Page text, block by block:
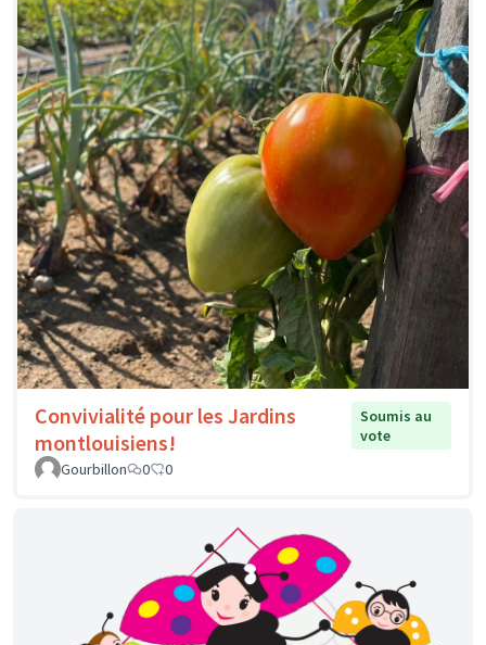
Convivialité pour les Jardins
montlouisiens!
Soumis au
vote
Gourbillon
0 0